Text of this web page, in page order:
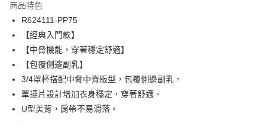
合作金庫商業銀行
華南商業銀行
上海商業儲蓄銀行
國泰世華商業銀行
臺灣中小企業銀行
匯豐（台灣）商業銀行
華泰商業銀行
聯邦商業銀行
遠東國際商業銀行
元大商業銀行
永豐商業銀行
玉山商業銀行
LINE Pay
Apple Pay
悠遊付
商品特色
R624111-PP75
【經典入門款】
【中脅機能，穿著穩定舒適】
【包覆側邊副乳】
3/4罩杯搭配中脅中脊版型，包覆側邊副乳。
單插片設計增加衣身穩定，穿著舒適。
U型美背，肩帶不易滑落。